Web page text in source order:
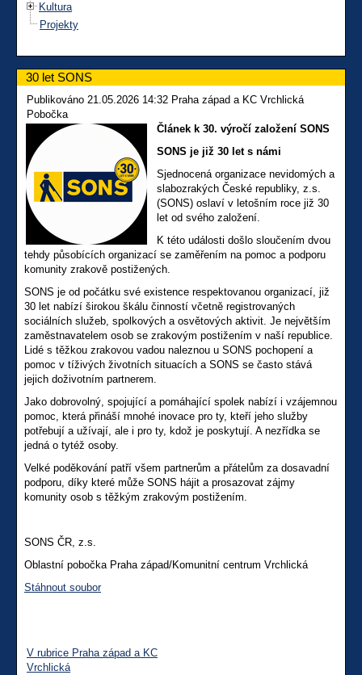
Kultura
Projekty
30 let SONS
Publikováno 21.05.2026 14:32 Praha západ a KC Vrchlická
Pobočka
Článek k 30. výročí založení SONS
SONS je již 30 let s námi
Sjednocená organizace nevidomých a
slabozrakých České republiky, z.s.
(SONS) oslaví v letošním roce již 30
let od svého založení.
K této události došlo sloučením dvou
tehdy působících organizací se zaměřením na pomoc a podporu
komunity zrakově postižených.
SONS je od počátku své existence respektovanou organizací, již
30 let nabízí širokou škálu činností včetně registrovaných
sociálních služeb, spolkových a osvětových aktivit. Je největším
zaměstnavatelem osob se zrakovým postižením v naší republice.
Lidé s těžkou zrakovou vadou naleznou u SONS pochopení a
pomoc v tíživých životních situacích a SONS se často stává
jejich doživotním partnerem.
Jako dobrovolný, spojující a pomáhající spolek nabízí i vzájemnou
pomoc, která přináší mnohé inovace pro ty, kteří jeho služby
potřebují a užívají, ale i pro ty, kdož je poskytují. A nezřídka se
jedná o tytéž osoby.
Velké poděkování patří všem partnerům a přátelům za dosavadní
podporu, díky které může SONS hájit a prosazovat zájmy
komunity osob s těžkým zrakovým postižením.
SONS ČR, z.s.
Oblastní pobočka Praha západ/Komunitní centrum Vrchlická
Stáhnout soubor
V rubrice Praha západ a KC
Vrchlická